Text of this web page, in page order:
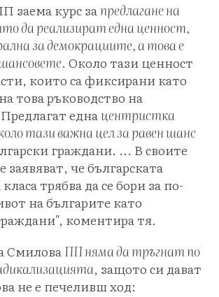
заема курс запредлагане на
да реализират една ценност,
за демокрациите, а това е
. Около тази ценност
които са фиксирани като
това ръководство на
еднацентристка
тази важна цел за равен шанс
граждани. ... В своите
че българската
трябва да се бори за по-
на българите като
коментира тя.
СмиловаПП няма да тръгнат по
, защото си дават
не е печеливш ход: